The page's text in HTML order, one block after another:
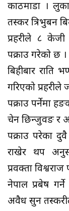
काठमाडौं ।
तस्कर त्रिभुबन
प्रहरीले ८
पक्राउ गरेको छ ।
बिहीबार राति
गरिएको
पक्राउ पर्नेमा
चेन छिन्जुवङ र
पक्राउ परेका दुवै
राखेर थप
प्रवक्ता
नेपाल प्रबेष
अवैध सुन